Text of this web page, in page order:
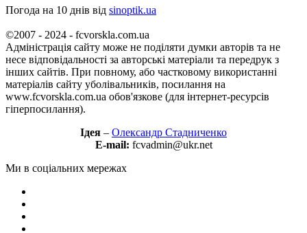
Погода на 10 днів від sinoptik.ua
©2007 - 2024 - fcvorskla.com.ua
Адміністрація сайту може не поділяти думки авторів та не
несе відповідальності за авторські матеріали та передрук з
інших сайтів. При повному, або частковому використанні
матеріалів сайту уболівальників, посилання на
www.fcvorskla.com.ua обов'язкове (для інтернет-ресурсів
гіперпосилання).
Ідея – Олександр Стадниченко
E-mail: fcvadmin@ukr.net
Ми в соціальних мережах